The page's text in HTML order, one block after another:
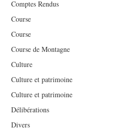
Comptes Rendus
Course
Course
Course de Montagne
Culture
Culture et patrimoine
Culture et patrimoine
Délibérations
Divers